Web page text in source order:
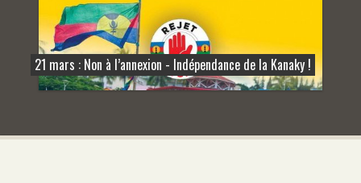
21 mars : Non à l’annexion - Indépendance de la Kanaky !